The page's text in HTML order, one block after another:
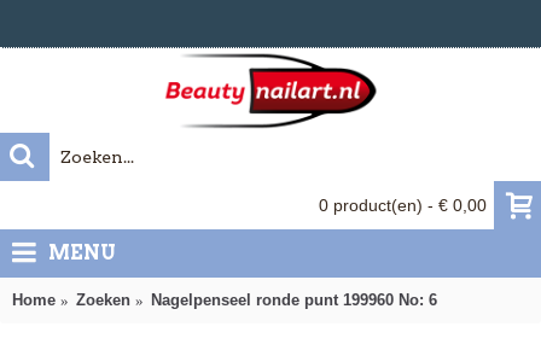
0 product(en) - € 0,00
MENU
Home Zoeken Nagelpenseel ronde punt 199960 No: 6